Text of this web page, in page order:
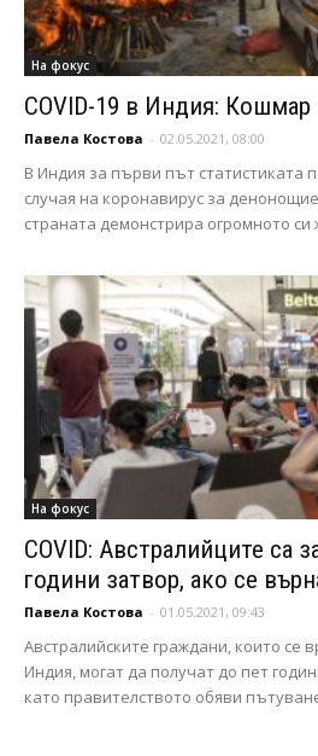
На фокус
COVID-19 в Индия: Кошмар
Павела Костова - 02.05.2021, 08:00
В Индия за първи път статистиката
случая на коронавирус за
страната демонстрира огромното си
На фокус
COVID: Австралийците са
години затвор, ако се
Павела Костова - 01.05.2021, 09:43
Австралийските граждани, които се
Индия, могат да получат до пет
като правителството обяви